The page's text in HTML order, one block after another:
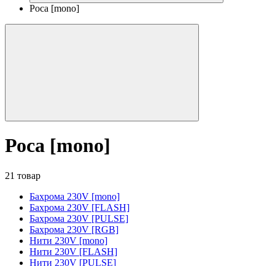
Роса [mono]
Роса [mono]
21 товар
Бахрома 230V [mono]
Бахрома 230V [FLASH]
Бахрома 230V [PULSE]
Бахрома 230V [RGB]
Нити 230V [mono]
Нити 230V [FLASH]
Нити 230V [PULSE]